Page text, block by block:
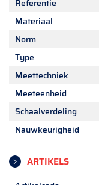
Referentie
Materiaal
Norm
Type
Meettechniek
Meeteenheid
Schaalverdeling
Nauwkeurigheid
ARTIKELS